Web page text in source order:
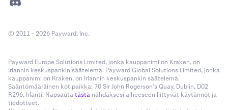
© 2011 - 2026 Payward, Inc.
Payward Europe Solutions Limited, jonka kauppanimi on Kraken, on
Irlannin keskuspankin säätelemä. Payward Global Solutions Limited, jonka
kauppanimi on Kraken, on Irlannin keskuspankin säätelemä.
Sääntömääräinen kotipaikka: 70 Sir John Rogerson’s Quay, Dublin, D02
R296, Irlanti. Napsautatästä nähdäksesi aiheeseen liittyvät käytännöt ja
tiedotteet.